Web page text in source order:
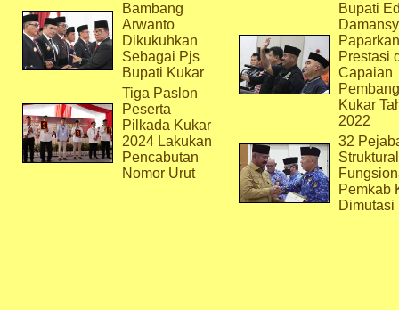
Bambang
Arwanto
Dikukuhkan
Sebagai Pjs
Bupati Kukar
Tiga Paslon
Peserta
Pilkada Kukar
2024 Lakukan
Pencabutan
Nomor Urut
Bupati
Paparkan
Prestasi
Capaian
Kukar
2022
32
Pemkab
Dimutasi